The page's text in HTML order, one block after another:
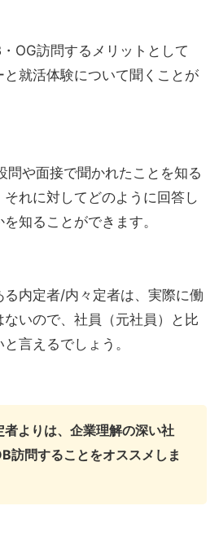
OG訪問するメリットとして
就活体験について聞くことが
問や面接で聞かれたことを知る
れに対してどのように回答し
知ることができます。
内定者/内々定者は、実際に働
いので、社員（元社員）と比
言えるでしょう。
者よりは、企業理解の深い社
訪問することをオススメしま